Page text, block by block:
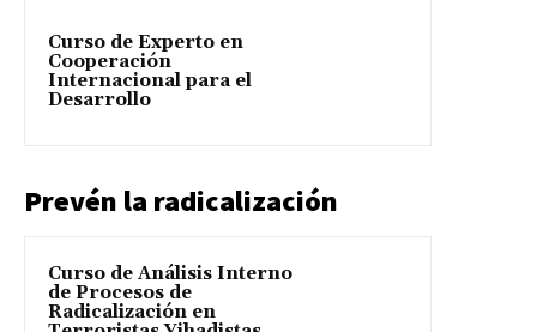
Curso de Experto en
Cooperación
Internacional para el
Desarrollo
Prevén la radicalización
Curso de Análisis Interno
de Procesos de
Radicalización en